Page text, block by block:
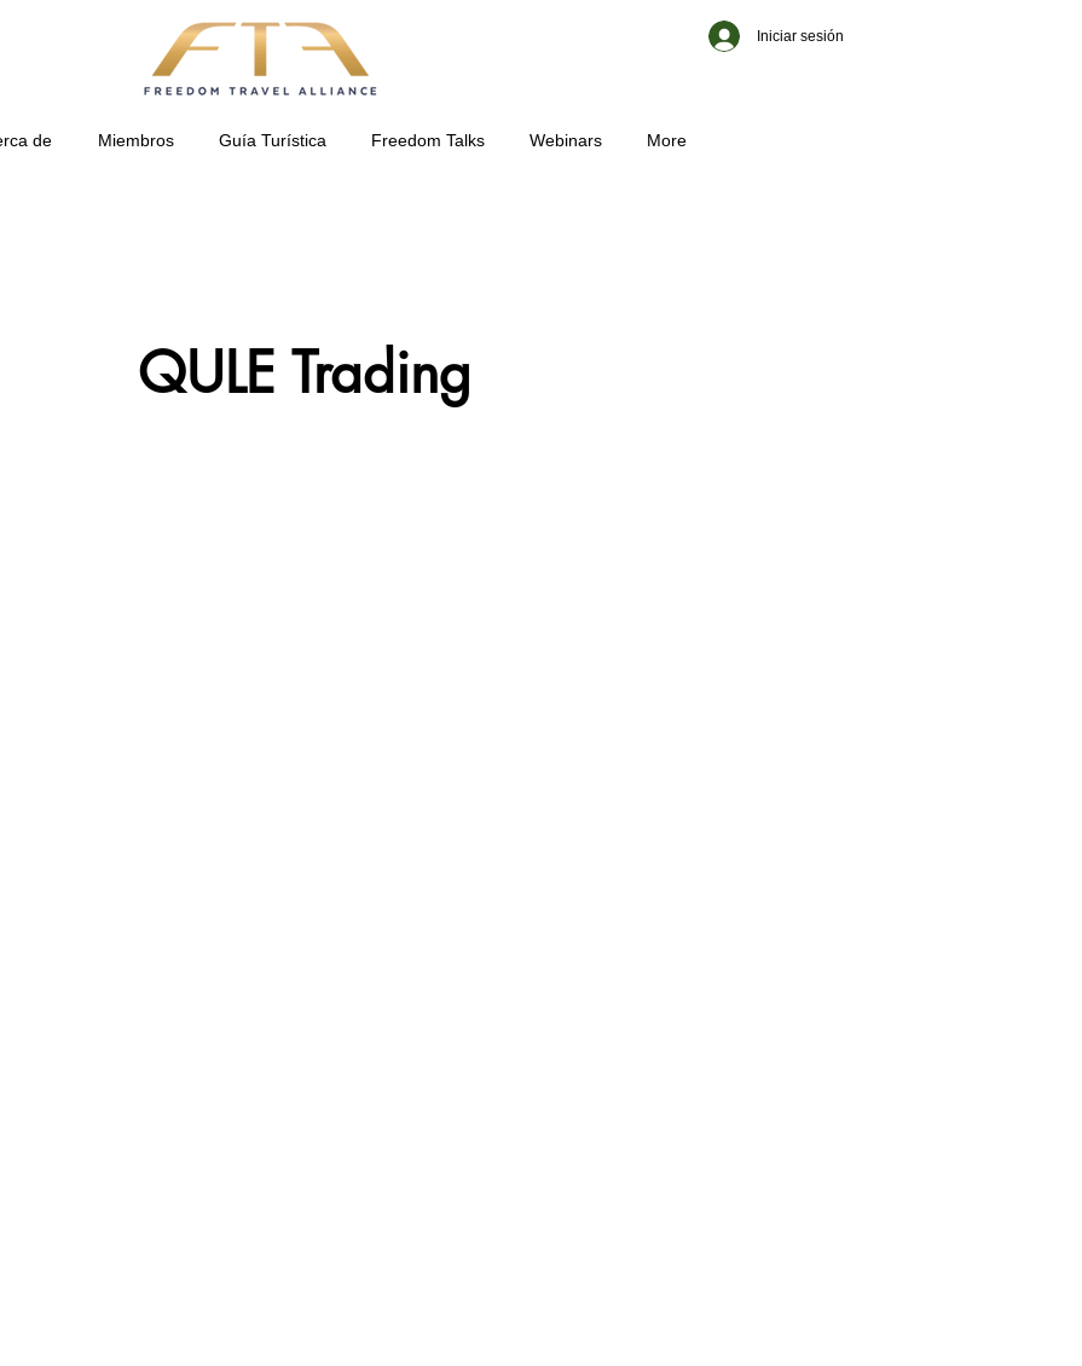
Iniciar sesión
de Miembros Guía Turística Freedom Talks Webinars More
QULE Trading